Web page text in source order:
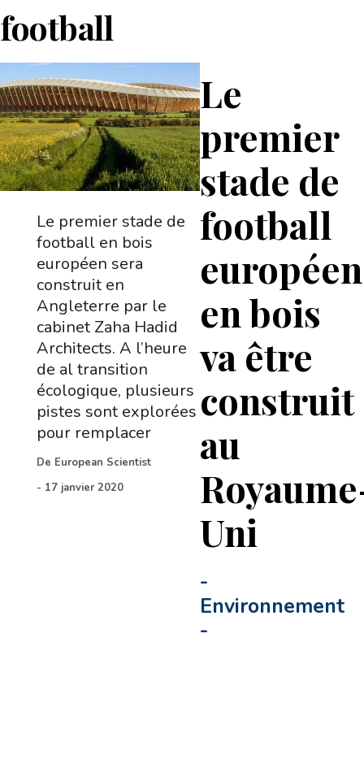
football
Le
premier
stade de
football
européen
en bois
va être
construit
au
Uni
-
Environnement
-
Le premier stade de
football en bois
européen sera
construit en
Angleterre par le
cabinet Zaha Hadid
Architects. A l’heure
de al transition
écologique, plusieurs
pistes sont explorées
pour remplacer
De European Scientist
- 17 janvier 2020